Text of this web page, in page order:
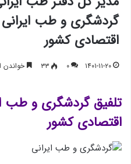
گردشگری و طب
اقتصادی کشور
۱۴۰۱-۱۱-۲۰ ۰ ۳۳ خواندن این
تلفیق گردشگری و طب
اقتصادی کشور